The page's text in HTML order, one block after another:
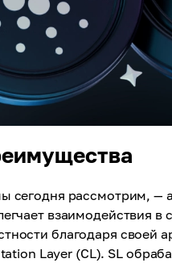
сегодня рассмотрим, —
взаимодействия
благодаря своей
Layer (CL). SL